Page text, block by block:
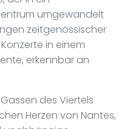
umgewandelt
zeitgenössischer
in einem
erkennbar an
des Viertels
Herzen von Nantes,